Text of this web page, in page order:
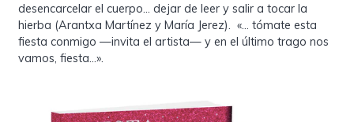
desencarcelar el cuerpo… dejar de leer y salir a tocar la
hierba (Arantxa Martínez y María Jerez). «… tómate esta
fiesta conmigo —invita el artista— y en el último trago nos
vamos, fiesta…».